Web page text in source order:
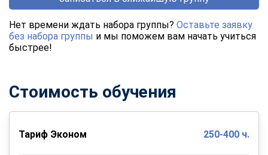
Нет времени ждать набора группы? Оставьте заявку
без набора группы и мы поможем вам начать учиться
быстрее!
Стоимость обучения
Тариф Эконом 250-400 ч.